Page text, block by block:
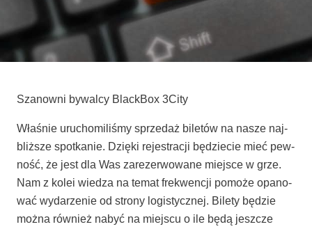
Sza­now­ni bywal­cy Black­Box 3City
Wła­śnie uru­cho­mi­li­śmy sprze­daż bile­tów na nasze naj­
bliż­sze spo­tka­nie. Dzię­ki reje­stra­cji będzie­cie mieć pew­
ność, że jest dla Was zare­zer­wo­wa­ne miej­sce w grze.
Nam z kolei wie­dza na temat fre­kwen­cji pomo­że opa­no­
wać wyda­rze­nie od stro­ny logi­stycz­nej. Bile­ty będzie
moż­na rów­nież nabyć na miej­scu o ile będą jesz­cze